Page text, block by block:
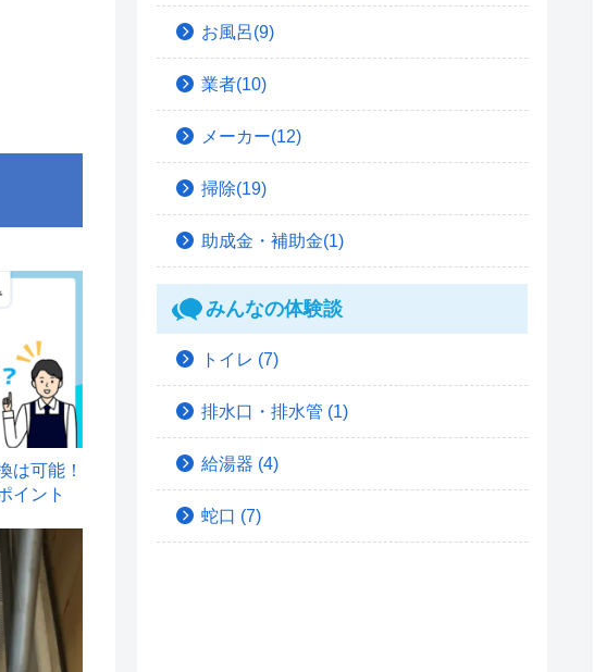
は可能！
イント
お風呂(9)
業者(10)
メーカー(12)
掃除(19)
助成金・補助金(1)
みんなの体験談
トイレ (7)
排水口・排水管 (1)
給湯器 (4)
蛇口 (7)